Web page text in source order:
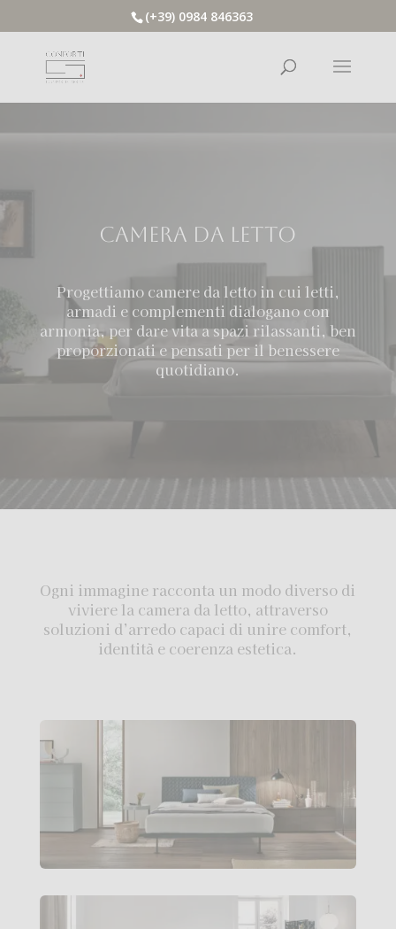
(+39) 0984 846363
CAMERA DA LETTO
Progettiamo camere da letto in cui letti,
armadi e complementi dialogano con
armonia, per dare vita a spazi rilassanti, ben
proporzionati e pensati per il benessere
quotidiano.
Ogni immagine racconta un modo diverso di
viviere la camera da letto, attraverso
soluzioni d’arredo capaci di unire comfort,
identità e coerenza estetica.